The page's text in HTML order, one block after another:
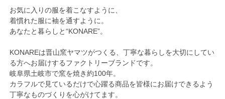
お気に入りの服を着こなすように、
着慣れた服に袖を通すように。
あなたと暮らしと“KONARE”。
KONAREは晋山窯ヤマツがつくる、丁寧な暮らしを大切にしてい
る方へお届けするファクトリーブランドです。
岐阜県土岐市で窯を焼き約100年。
カラフルで見ているだけで心躍る商品を皆様にお届けできるよう
丁寧なものづくりを心がけてます。